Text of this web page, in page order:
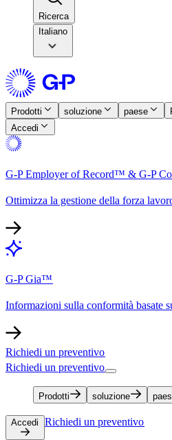
Ricerca​​
Italiano
Prodotti​​ soluzione​​ paese​​
Accedi​​
G-P Employer of Record™ & G-P
Ottimizza la gestione della forza
G-P Gia™​​
Informazioni sulla conformità basate
Richiedi un preventivo​​
Richiedi un preventivo​​
Prodotti​​ soluzione​​
Accedi​​ Richiedi un preventivo​​